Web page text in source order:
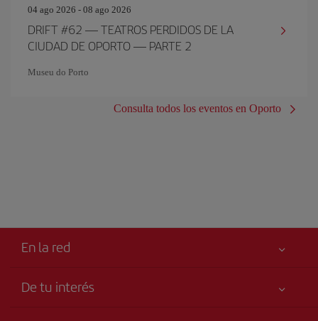
04 ago 2026 - 08 ago 2026
DRIFT #62 — TEATROS PERDIDOS DE LA
CIUDAD DE OPORTO — PARTE 2
Museu do Porto
Consulta todos los eventos en Oporto
En la red
De tu interés